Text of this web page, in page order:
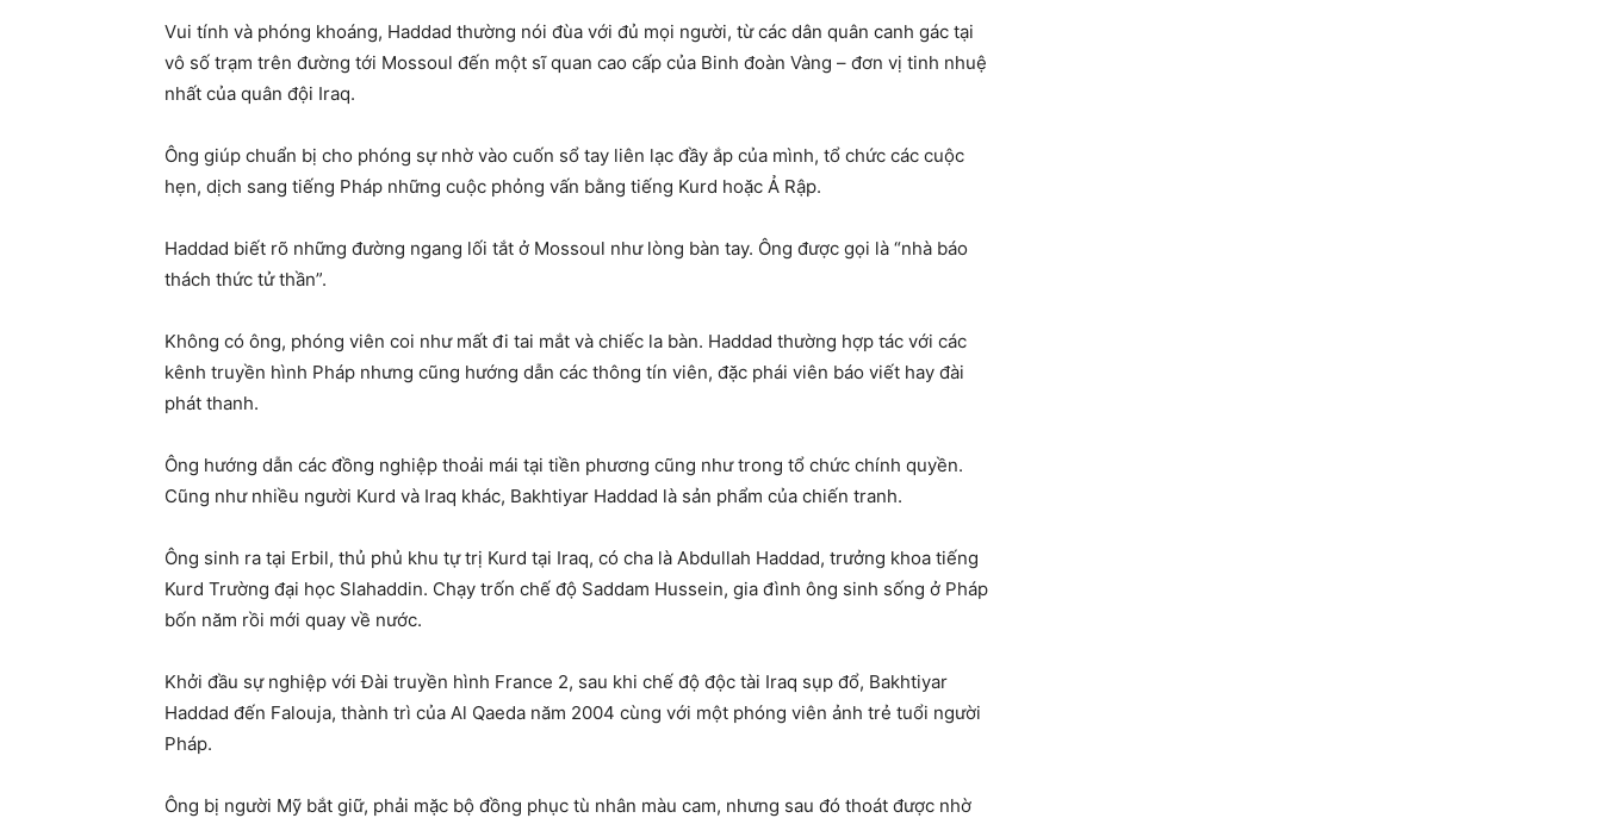
Vui tính và phóng khoáng, Haddad thường nói đùa với đủ mọi người, từ các dân quân canh gác tại
vô số trạm trên đường tới Mossoul đến một sĩ quan cao cấp của Binh đoàn Vàng – đơn vị tinh nhuệ
nhất của quân đội Iraq.
Ông giúp chuẩn bị cho phóng sự nhờ vào cuốn sổ tay liên lạc đầy ắp của mình, tổ chức các cuộc
hẹn, dịch sang tiếng Pháp những cuộc phỏng vấn bằng tiếng Kurd hoặc Ả Rập.
Haddad biết rõ những đường ngang lối tắt ở Mossoul như lòng bàn tay. Ông được gọi là “nhà báo
thách thức tử thần”.
Không có ông, phóng viên coi như mất đi tai mắt và chiếc la bàn. Haddad thường hợp tác với các
kênh truyền hình Pháp nhưng cũng hướng dẫn các thông tín viên, đặc phái viên báo viết hay đài
phát thanh.
Ông hướng dẫn các đồng nghiệp thoải mái tại tiền phương cũng như trong tổ chức chính quyền.
Cũng như nhiều người Kurd và Iraq khác, Bakhtiyar Haddad là sản phẩm của chiến tranh.
Ông sinh ra tại Erbil, thủ phủ khu tự trị Kurd tại Iraq, có cha là Abdullah Haddad, trưởng khoa tiếng
Kurd Trường đại học Slahaddin. Chạy trốn chế độ Saddam Hussein, gia đình ông sinh sống ở Pháp
bốn năm rồi mới quay về nước.
Khởi đầu sự nghiệp với Đài truyền hình France 2, sau khi chế độ độc tài Iraq sụp đổ, Bakhtiyar
Haddad đến Falouja, thành trì của Al Qaeda năm 2004 cùng với một phóng viên ảnh trẻ tuổi người
Pháp.
Ông bị người Mỹ bắt giữ, phải mặc bộ đồng phục tù nhân màu cam, nhưng sau đó thoát được nhờ